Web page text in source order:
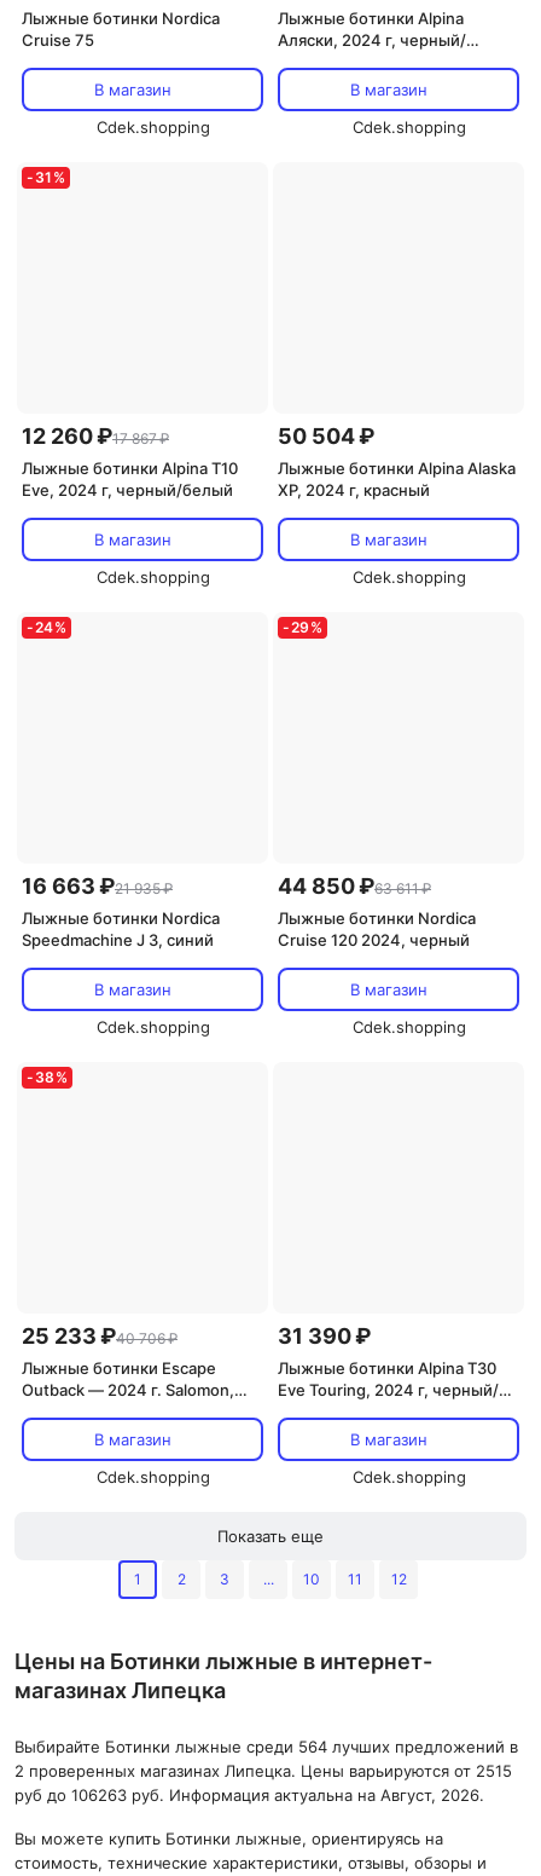
Лыжные ботинки Nordica
Cruise 75
В магазин
Cdek.shopping
Лыжные ботинки Alpina
Аляски, 2024 г, черный/
В магазин
Cdek.shopping
- 31 %
12 260 ₽17 867 ₽
Лыжные ботинки Alpina T10
Eve, 2024 г, черный/белый
В магазин
Cdek.shopping
50 504 ₽
Лыжные ботинки Alpina Alaska
XP, 2024 г, красный
В магазин
Cdek.shopping
-24%
16 663 ₽21 935 ₽
Лыжные ботинки Nordica
Speedmachine J 3, синий
В магазин
Cdek.shopping
-29 %
44 850 ₽63 611 ₽
Лыжные ботинки Nordica
Cruise 120 2024, черный
В магазин
Cdek.shopping
- 38 %
25 233 ₽40 706 ₽
Лыжные ботинки Escape
Outback — 2024 г. Salomon,
В магазин
Cdek.shopping
31 390 ₽
Лыжные ботинки Alpina T30
Eve Touring, 2024 г, черный/
В магазин
Cdek.shopping
Показать еще
1 2 3 ... 10 11 12
Цены на Ботинки лыжные в интернет-
магазинах Липецка
Выбирайте Ботинки лыжные среди 564 лучших предложений в
2 проверенных магазинах Липецка. Цены варьируются от 2515
руб до 106263 руб. Информация актуальна на Август, 2026.
Вы можете купить Ботинки лыжные, ориентируясь на
стоимость, технические характеристики, отзывы, обзоры и